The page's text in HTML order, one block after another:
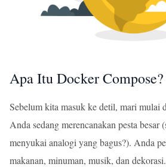
Apa Itu Docker Compose?
Sebelum kita masuk ke detil, mari mulai
Anda sedang merencanakan pesta besar
menyukai analogi yang bagus?). Anda
makanan, minuman, musik, dan